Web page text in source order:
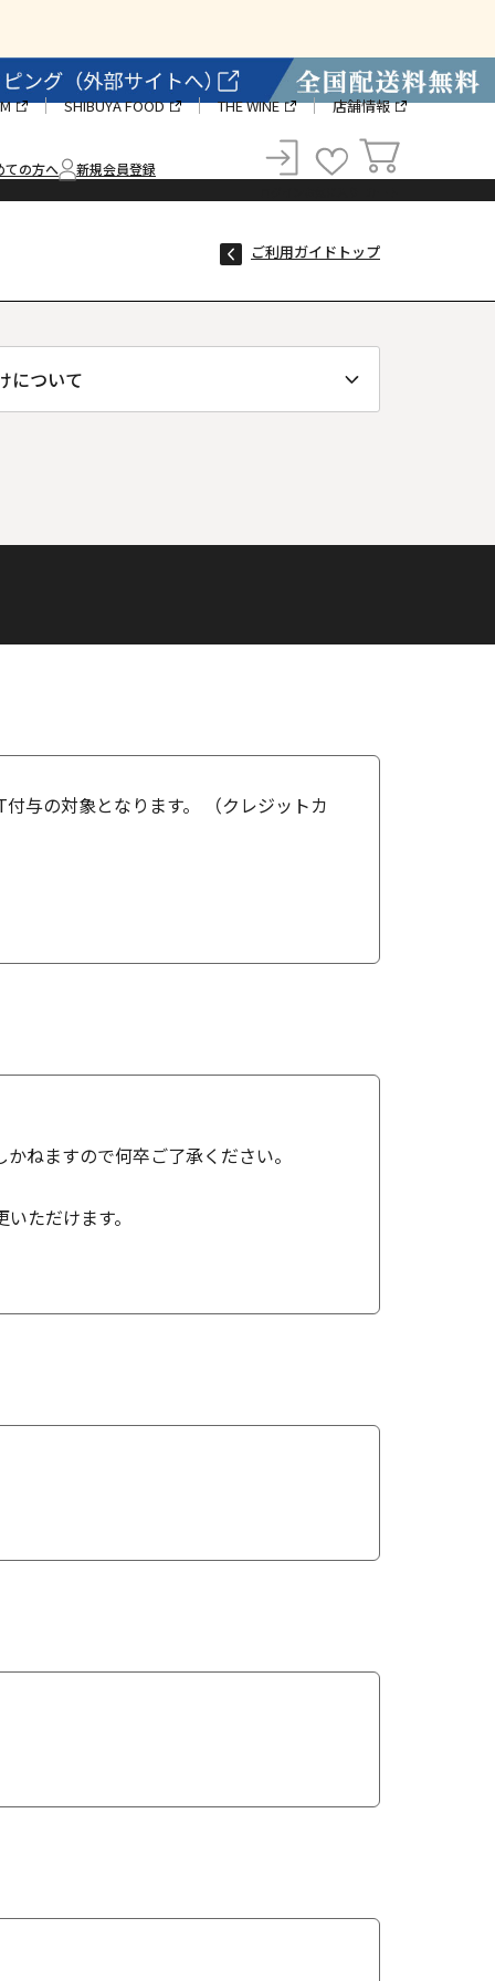
ての方へ 新規会員登録
SHIBUYA FOOD THE WINE 店舗情報
ご利用ガイドトップ
について
与の対象となります。 （クレジットカ
ねますので何卒ご了承ください。
ただけます。